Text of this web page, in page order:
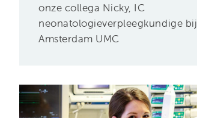
onze collega Nicky, IC
neonatologieverpleegkundige bij
Amsterdam UMC